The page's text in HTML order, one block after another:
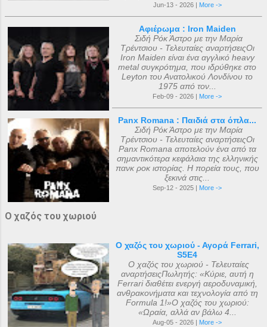
Jun-13 - 2026 | More ->
Αφιέρωμα : Iron Maiden
Σιδή Ρόκ Άστρο με την Μαρία
Τρέντσιου - Τελευταίες αναρτήσειςΟι
Iron Maiden είναι ένα αγγλικό heavy
metal συγκρότημα, που ιδρύθηκε στο
Leyton του Ανατολικού Λονδίνου το
1975 από τον...
Feb-09 - 2026 | More ->
Panx Romana : Παιδιά στα όπλα...
Σιδή Ρόκ Άστρο με την Μαρία
Τρέντσιου - Τελευταίες αναρτήσειςΟι
Panx Romana αποτελούν ένα από τα
σημαντικότερα κεφάλαια της ελληνικής
πανκ ροκ ιστορίας. Η πορεία τους, που
ξεκινά στις...
Sep-12 - 2025 | More ->
Ο χαζός του χωριού
Ο χαζός του χωριού - Αγορά Ferrari,
S5E4
Ο χαζός του χωριού - Τελευταίες
αναρτήσειςΠωλητής: «Κύριε, αυτή η
Ferrari διαθέτει ενεργή αεροδυναμική,
ανθρακονήματα και τεχνολογία από τη
Formula 1!»Ο χαζός του χωριού:
«Ωραία, αλλά αν βάλω 4...
Aug-05 - 2026 | More ->